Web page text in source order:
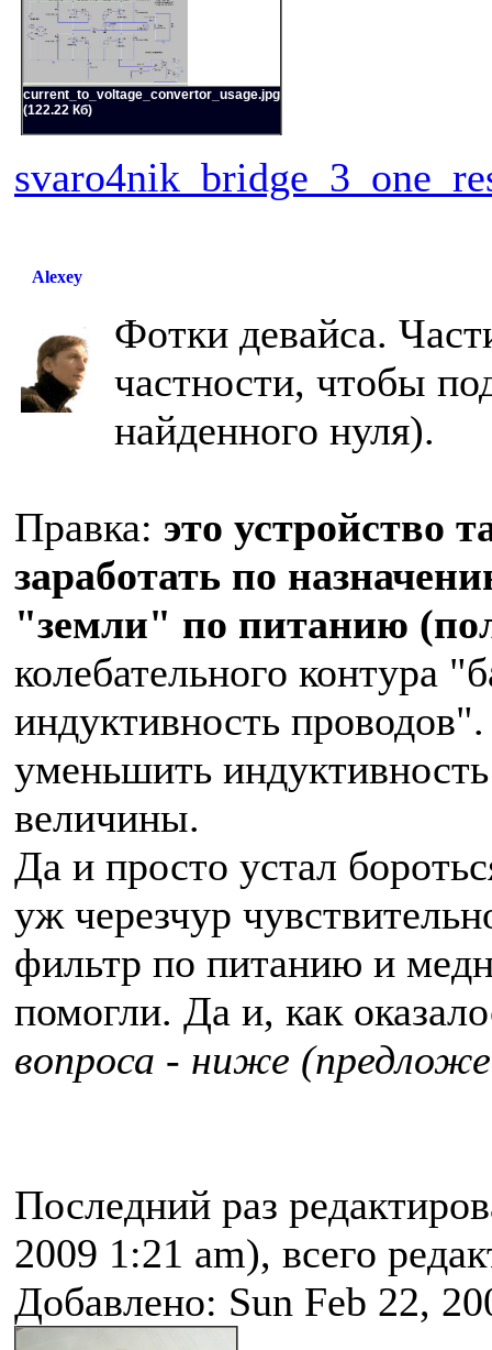
current_to_voltage_convertor_usage.jpg
(122.22 Кб)
Alexey
Фотки девайса.
частности, чтобы
найденного нуля).
Правка: это устройство
заработать по
"земли" по питанию
колебательного контура
индуктивность
уменьшить
величины.
Да и просто устал
уж черезчур
фильтр по питанию и
помогли. Да и, как
вопроса - ниже
Последний раз
2009 1:21 am), всего
Добавлено: Sun Feb 22,